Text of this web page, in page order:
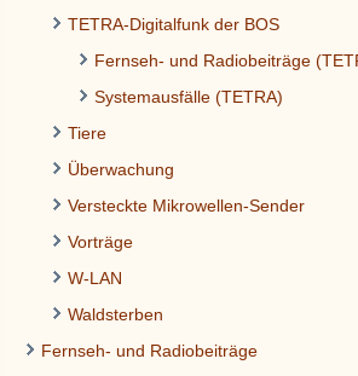
TETRA-Digitalfunk der BOS
Fernseh- und Radiobeiträge
Systemausfälle (TETRA)
Tiere
Überwachung
Versteckte Mikrowellen-Sender
Vorträge
W-LAN
Waldsterben
Fernseh- und Radiobeiträge